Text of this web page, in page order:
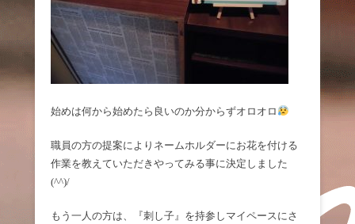
始めは何から始めたら良いのか分からずオロオロ
職員の方の提案によりネームホルダーにお花を付ける
作業を教えていただきやってみる事に決定しました
(^^)/
もう一人の方は、『刺し子』を持参しマイペースにさ